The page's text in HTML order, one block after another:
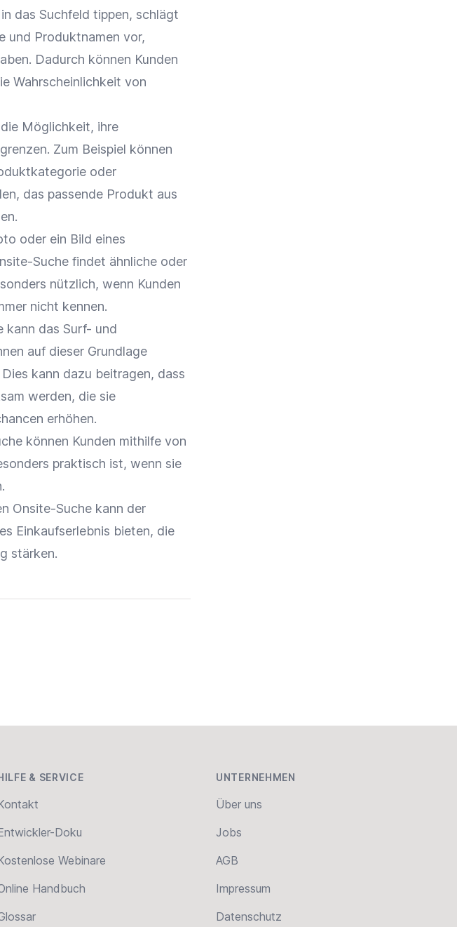
das Suchfeld tippen, schlägt
und Produktnamen vor,
Dadurch können Kunden
Wahrscheinlichkeit von
Möglichkeit, ihre
Zum Beispiel können
oder
das passende Produkt aus
oder ein Bild eines
Suche findet ähnliche oder
nützlich, wenn Kunden
nicht kennen.
kann das Surf- und
auf dieser Grundlage
Dies kann dazu beitragen, dass
werden, die sie
erhöhen.
können Kunden mithilfe von
praktisch ist, wenn sie
Onsite-Suche kann der
Einkaufserlebnis bieten, die
stärken.
& SERVICE
Doku
Webinare
Handbuch
UNTERNEHMEN
Über uns
Jobs
AGB
Impressum
Datenschutz